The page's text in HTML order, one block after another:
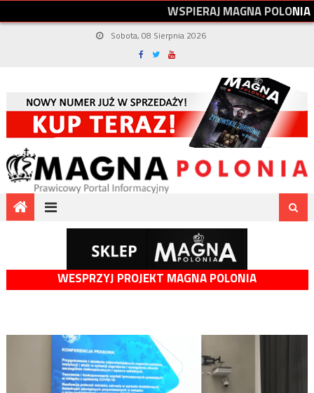
WSPIERAJMAGNAPOLONIA
Sobota, 08 Sierpnia 2026
WESPRZYJ PROJEKT MAGNA POLONIA